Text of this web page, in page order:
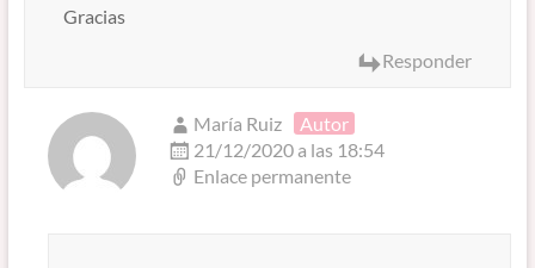
Gracias
Responder
María Ruiz
Autor
21/12/2020 a las 18:54
Enlace permanente